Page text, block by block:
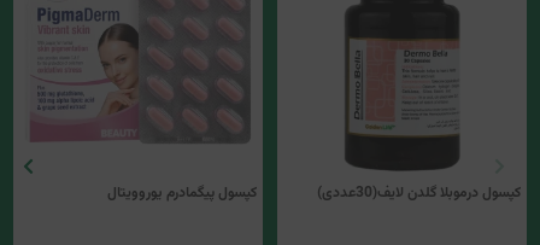
کپسول درموبلا گلدن لایف(30عددی) کپسول پیگمادرم یوروویتال